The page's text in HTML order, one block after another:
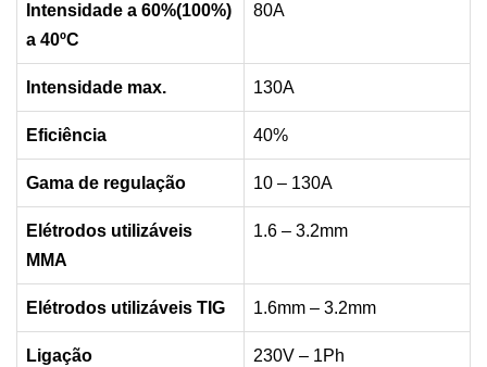
Intensidade a 60%(100%)
a 40ºC
80A
Intensidade max. 130A
Eficiência 40%
Gama de regulação 10 – 130A
Elétrodos utilizáveis
MMA
1.6 – 3.2mm
Elétrodos utilizáveis TIG 1.6mm – 3.2mm
Ligação 230V – 1Ph